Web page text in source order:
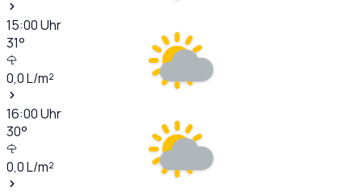
15:00Uhr
31°
0,0L/m²
16:00Uhr
30°
0,0L/m²